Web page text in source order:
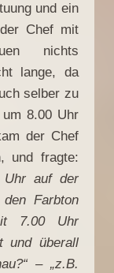
und ein
Chef mit
nichts
lange, da
selber zu
8.00 Uhr
der Chef
und fragte:
auf der
Farbton
7.00 Uhr
und überall
– „z.B.